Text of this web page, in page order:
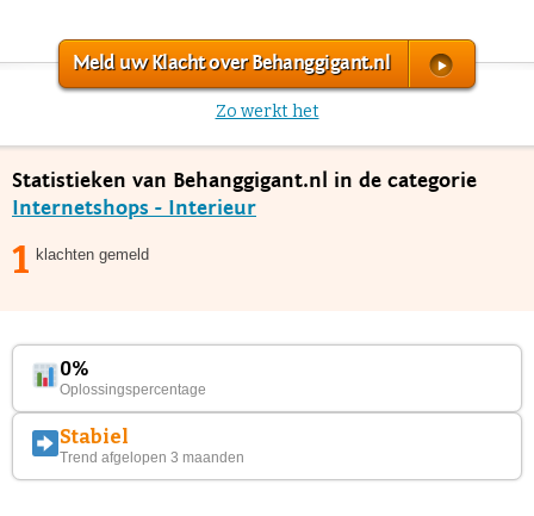
Meld uw Klacht over Behanggigant.nl
Zo werkt het
Statistieken van Behanggigant.nl in de categorie
Internetshops - Interieur
1 klachten gemeld
0%
Oplossingspercentage
Stabiel
Trend afgelopen 3 maanden